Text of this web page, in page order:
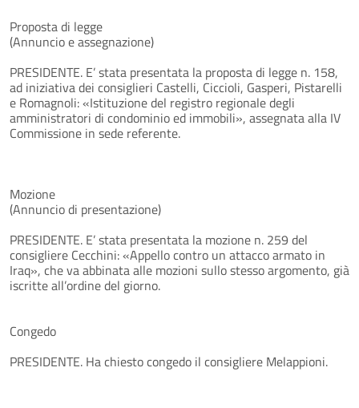
Proposta di legge
(Annuncio e assegnazione)
PRESIDENTE. E’ stata presentata la proposta di legge n. 158,
ad iniziativa dei consiglieri Castelli, Ciccioli, Gasperi, Pistarelli
e Romagnoli: «Istituzione del registro regionale degli
amministratori di condominio ed immobili», assegnata alla IV
Commissione in sede referente.
Mozione
(Annuncio di presentazione)
PRESIDENTE. E’ stata presentata la mozione n. 259 del
consigliere Cecchini: «Appello contro un attacco armato in
Iraq», che va abbinata alle mozioni sullo stesso argomento, già
iscritte all’ordine del giorno.
Congedo
PRESIDENTE. Ha chiesto congedo il consigliere Melappioni.